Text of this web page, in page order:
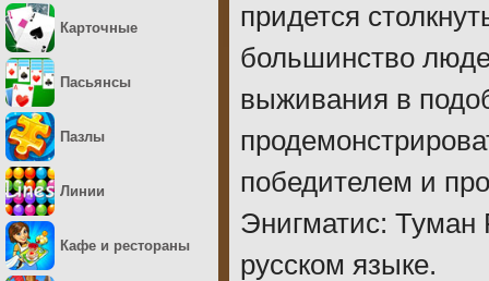
придется
большинство
выживания в
победителем и
Энигматис: Туман
русском языке.
Карточные
Пасьянсы
Пазлы
Линии
Кафе и рестораны